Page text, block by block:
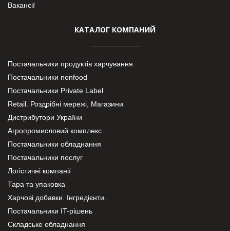
Вакансії
КАТАЛОГ КОМПАНИЙ
Постачальники продуктів харчування
Постачальники nonfood
Постачальники Private Label
Retail. Роздрібні мережі, Магазини
Дистрибутори України
Агропромисловий комплекс
Постачальники обладнання
Постачальники послуг
Логістичні компанії
Тара та упаковка
Харчові добавки. Інгредієнти.
Постачальники IT-рішень
Складське обладнання